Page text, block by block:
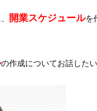
開業スケジュールを
の作成についてお話した